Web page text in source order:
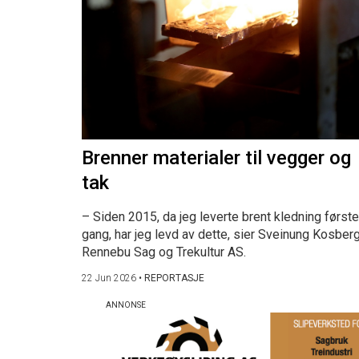
Brenner materialer til vegger og
tak
– Siden 2015, da jeg leverte brent kledning første
gang, har jeg levd av dette, sier Sveinung
Rennebu Sag og Trekultur AS.
22 Jun 2026 • REPORTASJE